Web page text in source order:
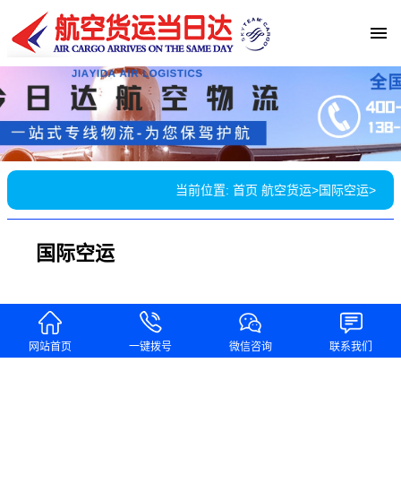
当前位置: 首页 航空货运>国际空运>
国际空运
网站首页 一键拨号 微信咨询 联系我们